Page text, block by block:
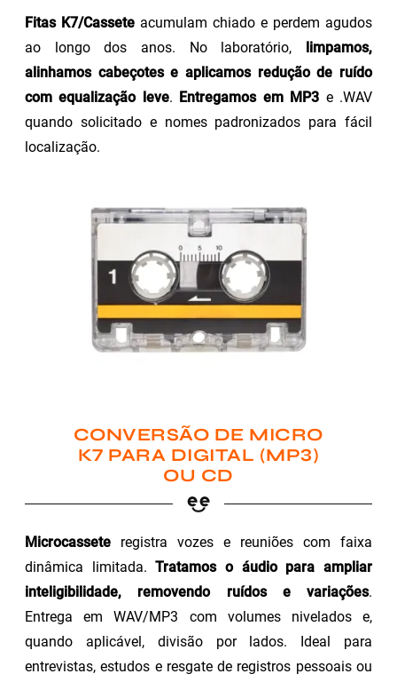
Fitas K7/Cassete acumulam chiado e perdem agudos
ao longo dos anos. No laboratório, limpamos,
alinhamos cabeçotes e aplicamos redução de ruído
com equalização leve. Entregamos em MP3 e .WAV
quando solicitado e nomes padronizados para fácil
localização.
CONVERSÃO DE MICRO
K7 PARA DIGITAL (MP3)
OU CD
Microcassete registra vozes e reuniões com faixa
dinâmica limitada.Tratamos o áudio para ampliar
inteligibilidade, removendo ruídos e variações.
Entrega em WAV/MP3 com volumes nivelados e,
quando aplicável, divisão por lados. Ideal para
entrevistas, estudos e resgate de registros pessoais ou